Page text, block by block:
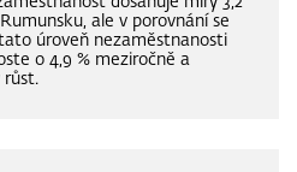
ale v porovnání se
úroveň nezaměstnanosti
o 4,9 % meziročně a
růst.